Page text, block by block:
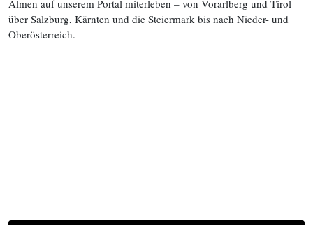
Almen auf unserem Portal miterleben – von Vorarlberg und Tirol
über Salzburg, Kärnten und die Steiermark bis nach Nieder- und
Oberösterreich.